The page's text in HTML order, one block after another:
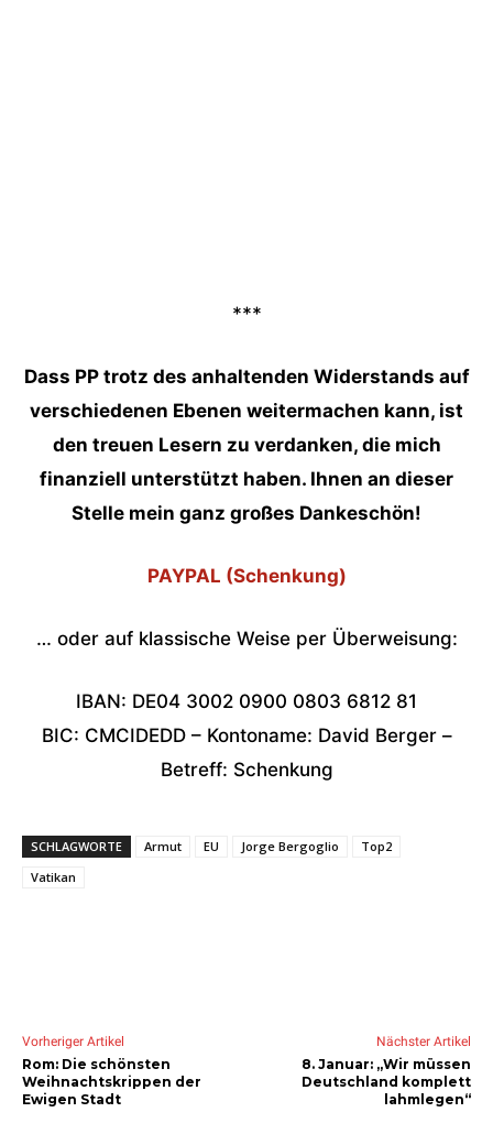
***
Dass PP trotz des anhaltenden Widerstands auf
verschiedenen Ebenen weitermachen kann, ist
den treuen Lesern zu verdanken, die mich
finanziell unterstützt haben. Ihnen an dieser
Stelle mein ganz großes Dankeschön!
PAYPAL (Schenkung)
… oder auf klassische Weise per Überweisung:
IBAN: DE04 3002 0900 0803 6812 81
BIC: CMCIDEDD – Kontoname: David Berger –
Betreff: Schenkung
SCHLAGWORTE Armut EU Jorge Bergoglio
Top2
Vatikan
Vorheriger Artikel
Rom: Die schönsten
Weihnachtskrippen der
Ewigen Stadt
Nächster Artikel
8. Januar: „Wir müssen
Deutschland komplett
lahmlegen“